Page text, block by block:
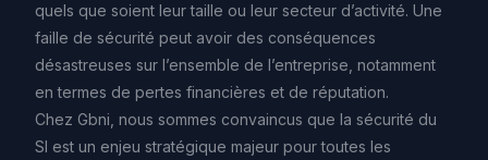
quels que soient leur taille ou leur secteur d’activité. Une
faille de sécurité peut avoir des conséquences
désastreuses sur l’ensemble de l’entreprise, notamment
en termes de pertes financières et de réputation.
Chez Gbni, nous sommes convaincus que la sécurité du
SI est un enjeu stratégique majeur pour toutes les